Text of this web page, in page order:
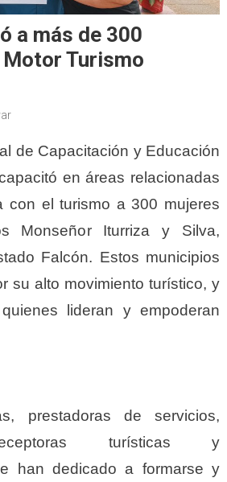
a más de 300
Turismo
de Capacitación y Educación
en áreas relacionadas
con el turismo a 300 mujeres
Monseñor Iturriza y Silva,
Falcón. Estos municipios
su alto movimiento turístico, y
lideran y empoderan
prestadoras de servicios,
turísticas y
han dedicado a formarse y